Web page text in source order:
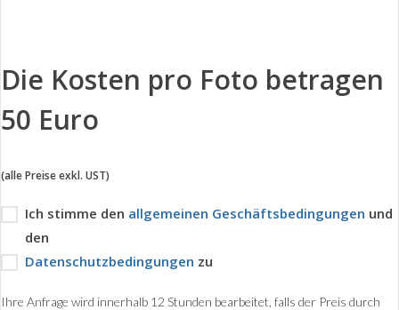
Die Kosten pro Foto betragen
50 Euro
(alle Preise exkl. UST)
Ich stimme den allgemeinen Geschäftsbedingungen und
den
Datenschutzbedingungen zu
Ihre Anfrage wird innerhalb 12 Stunden bearbeitet, falls der Preis durch